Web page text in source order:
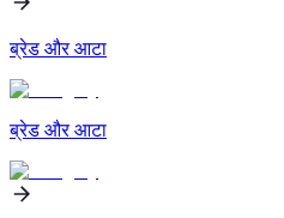
ब्रेड और आटा
ब्रेड और आटा